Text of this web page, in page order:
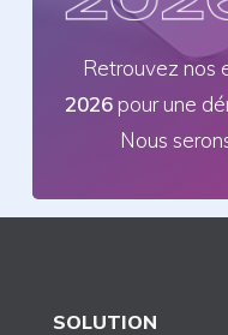
Retrouvez nos
2026pour une
Nous
SOLUTION